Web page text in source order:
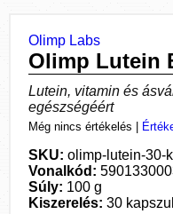
Olimp Labs
Olimp Lutein
Lutein, vitamin és
egészségéért
Még nincs értékelés
SKU: olimp-lutein-30-
Vonalkód:
Súly: 100 g
Kiszerelés: 30